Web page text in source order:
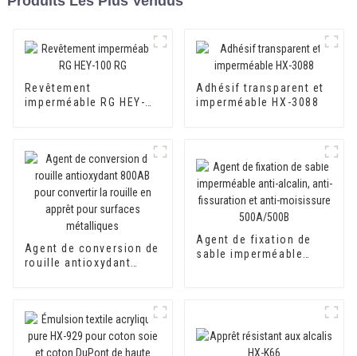
Revêtement
imperméable RG HEY-
Adhésif transparent et
imperméable HX-3088
Agent de conversion de
rouille antioxydant
Agent de fixation de
sable imperméable